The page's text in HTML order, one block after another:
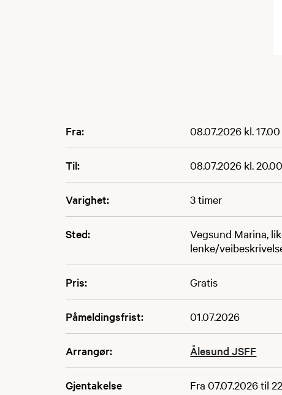
Fra: 08.07.2026 kl. 17.00
Til: 08.07.2026 kl. 20.00
Varighet: 3 timer
Sted:
Vegsund Marina,
lenke/
Pris: Gratis
Påmeldingsfrist: 01.07.2026
Arrangør: Ålesund JSFF
Gjentakelse Fra 07.07.2026 til